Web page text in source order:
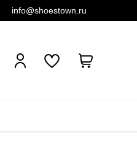
info@shoestown.ru